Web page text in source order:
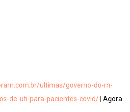
ultimas/governo-do-rn-
de-uti-para-pacientes-covid/ | Agora